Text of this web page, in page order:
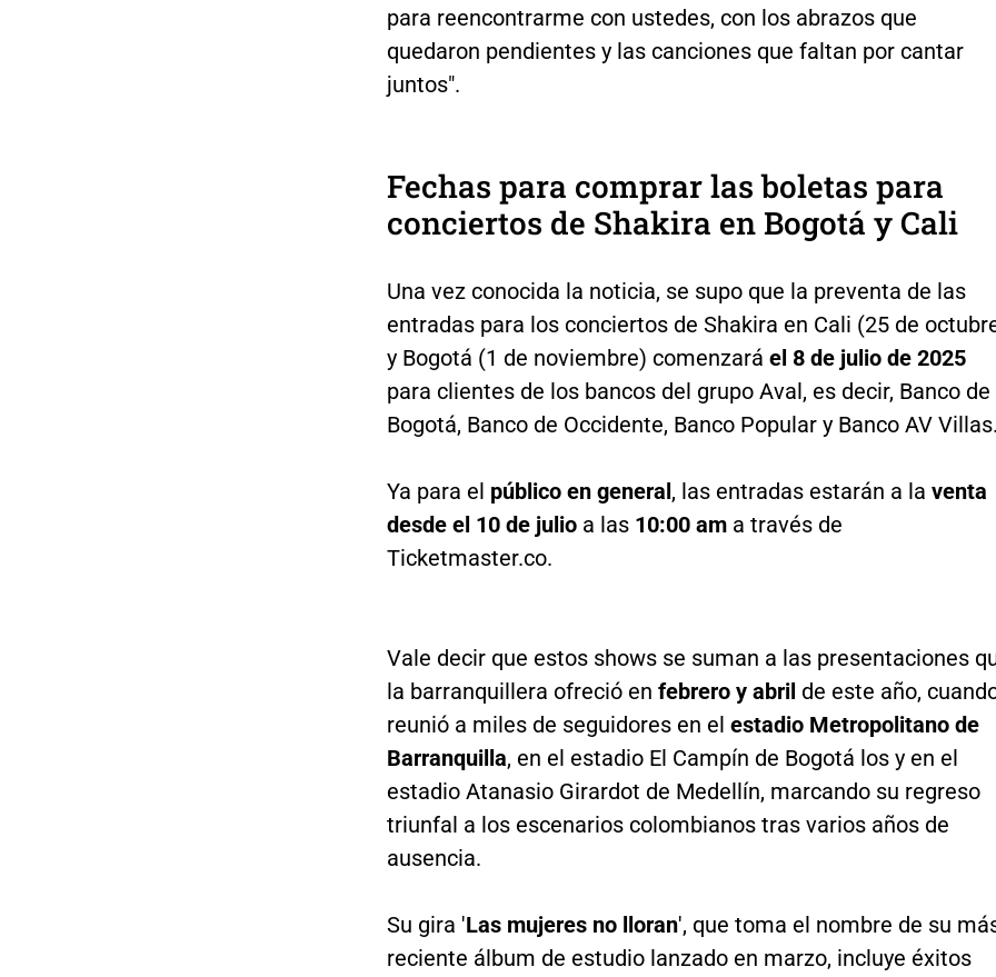
para reencontrarme con ustedes, con los abrazos que
quedaron pendientes y las canciones que faltan por cantar
juntos".
Fechas para comprar las boletas para
conciertos de Shakira en Bogotá y Cali
Una vez conocida la noticia, se supo que la preventa de las
entradas para los conciertos de Shakira en Cali (25 de
y Bogotá (1 de noviembre) comenzará el 8 de julio de 2025
para clientes de los bancos del grupo Aval, es decir, Banco de
Bogotá, Banco de Occidente, Banco Popular y Banco AV
Ya para el público en general, las entradas estarán a la venta
desde el 10 de julioa las 10:00 ama través de
Ticketmaster.co.
Vale decir que estos shows se suman a las presentaciones
la barranquillera ofreció en febrero y abril de este año,
reunió a miles de seguidores en el estadio Metropolitano de
Barranquilla, en el estadio El Campín de Bogotá los y en el
estadio Atanasio Girardot de Medellín, marcando su regreso
triunfal a los escenarios colombianos tras varios años de
ausencia.
Su gira 'Las mujeres no lloran', que toma el nombre de su
reciente álbum de estudio lanzado en marzo, incluye éxitos